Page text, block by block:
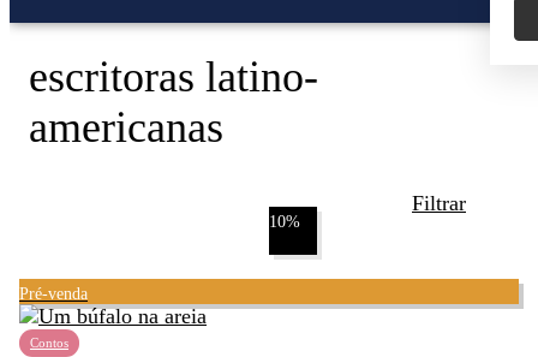
escritoras latino-
americanas
Filtrar
10%
Pré-venda
Contos